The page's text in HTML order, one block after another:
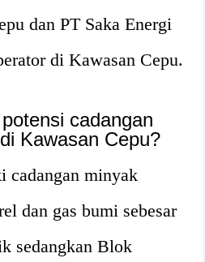
dan PT Saka Energi
di Kawasan Cepu.
cadangan
Kawasan Cepu?
cadangan minyak
dan gas bumi sebesar
sedangkan Blok